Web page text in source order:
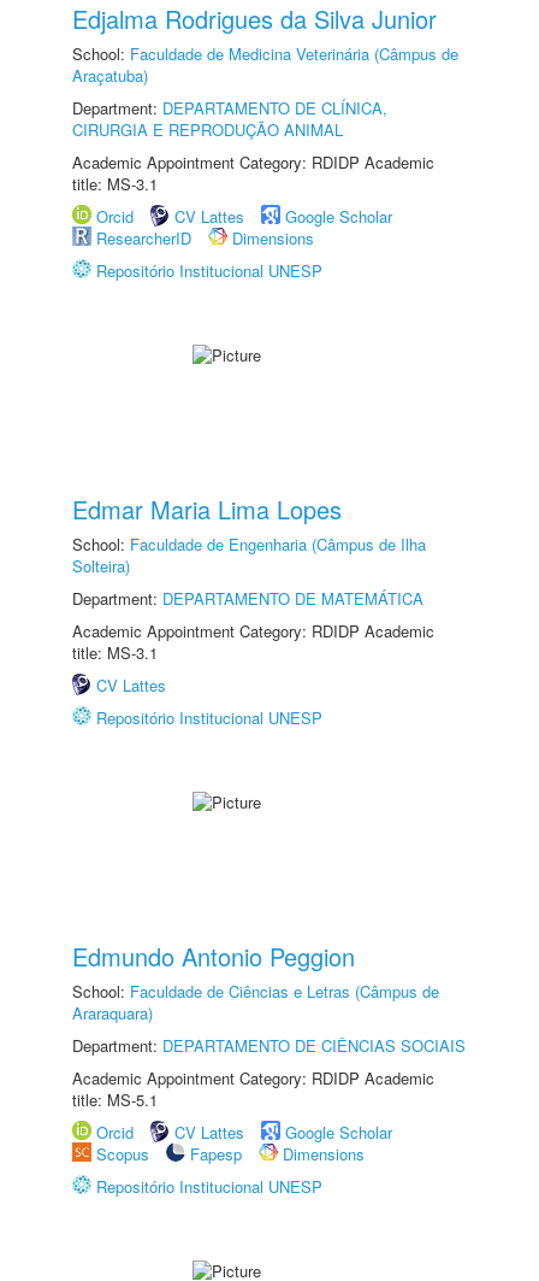
Edjalma Rodrigues da Silva Junior
School: Faculdade de Medicina Veterinária (Câmpus de
Araçatuba)
Department: DEPARTAMENTO DE CLÍNICA,
CIRURGIA E REPRODUÇÃO ANIMAL
Academic Appointment Category: RDIDP Academic
title: MS-3.1
Orcid
CV Lattes
Google Scholar
ResearcherID
Dimensions
Repositório Institucional UNESP
Edmar Maria Lima Lopes
School: Faculdade de Engenharia (Câmpus de Ilha
Solteira)
Department: DEPARTAMENTO DE MATEMÁTICA
Academic Appointment Category: RDIDP Academic
title: MS-3.1
CV Lattes
Repositório Institucional UNESP
Edmundo Antonio Peggion
School: Faculdade de Ciências e Letras (Câmpus de
Araraquara)
Department: DEPARTAMENTO DE CIÊNCIAS SOCIAIS
Academic Appointment Category: RDIDP Academic
title: MS-5.1
Orcid
CV Lattes
Google Scholar
Scopus
Fapesp
Dimensions
Repositório Institucional UNESP